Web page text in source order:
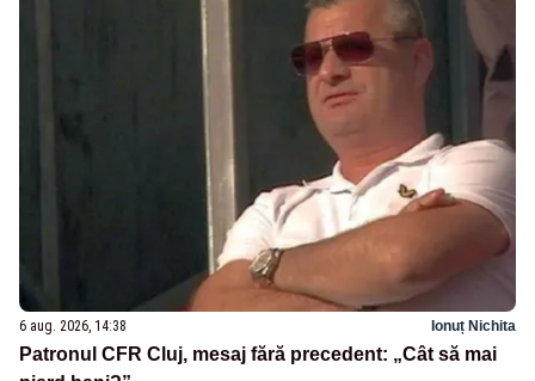
6 aug. 2026, 14:38 Ionuț Nichita
Patronul CFR Cluj, mesaj fără precedent: „Cât să mai